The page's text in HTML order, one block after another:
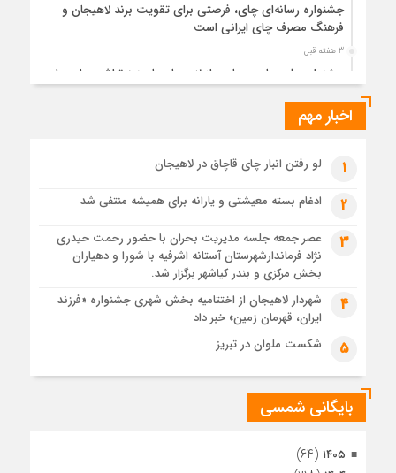
جشنواره رسانه‌ای چای، فرصتی برای تقویت برند لاهیجان و
فرهنگ مصرف چای ایرانی است
3 هفته قبل
جشنواره ملی چای، حمایت از لاهیجان یا هزینه‌تراشی برای چای
3 هفته قبل
4 هفته قبل
رئوف
تصاویر هوایی مراسم تشییع پیکر مطهر آقای شهید ایران – مشهد
مراسم تشییع پیکر مطهر آقای شهید ایران – مشهد
تصاویری از تراکم جمعیت حاضر در میدان ثورهالعشرین نجف
اشرف
اخبار مهم
1 لو رفتن انبار چای قاچاق در لاهیجان
2 ادغام بسته معیشتی و یارانه برای همیشه منتفی شد
3
عصر جمعه جلسه مدیریت بحران با حضور رحمت حیدری
نژاد فرماندارشهرستان آستانه اشرفیه با شورا و دهیاران
بخش مرکزی و بندر کیاشهر برگزار شد.
4
شهردار لاهیجان از اختتامیه بخش شهری جشنواره «فرزند
ایران، قهرمان زمین» خبر داد
5 شکست ملوان در تبریز
بایگانی شمسی
۱۴۰۵ (۶۴)